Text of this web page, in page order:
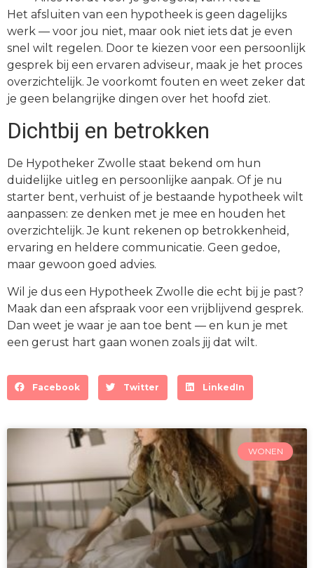
Het afsluiten van een hypotheek is geen dagelijks
werk — voor jou niet, maar ook niet iets dat je even
snel wilt regelen. Door te kiezen voor een persoonlijk
gesprek bij een ervaren adviseur, maak je het proces
overzichtelijk. Je voorkomt fouten en weet zeker dat
je geen belangrijke dingen over het hoofd ziet.
Dichtbij en betrokken
De Hypotheker Zwolle staat bekend om hun
duidelijke uitleg en persoonlijke aanpak. Of je nu
starter bent, verhuist of je bestaande hypotheek wilt
aanpassen: ze denken met je mee en houden het
overzichtelijk. Je kunt rekenen op betrokkenheid,
ervaring en heldere communicatie. Geen gedoe,
maar gewoon goed advies.
Wil je dus een Hypotheek Zwolle die echt bij je past?
Maak dan een afspraak voor een vrijblijvend gesprek.
Dan weet je waar je aan toe bent — en kun je met
een gerust hart gaan wonen zoals jij dat wilt.
Facebook Twitter LinkedIn
WONEN